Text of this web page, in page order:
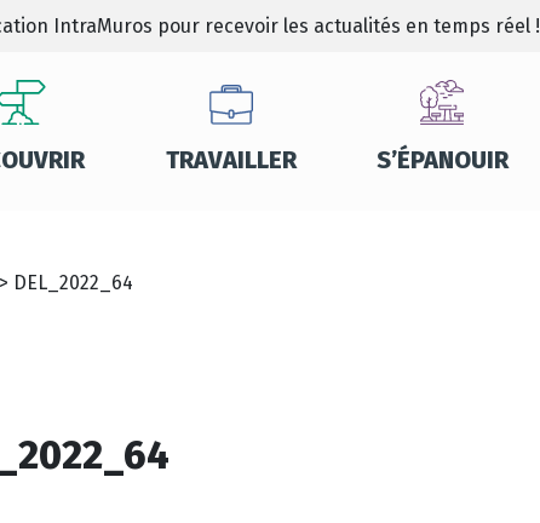
IntraMuros pour recevoir les actualités en temps réel !
TRAVAILLER S’ÉPANOUIR
> DEL_2022_64